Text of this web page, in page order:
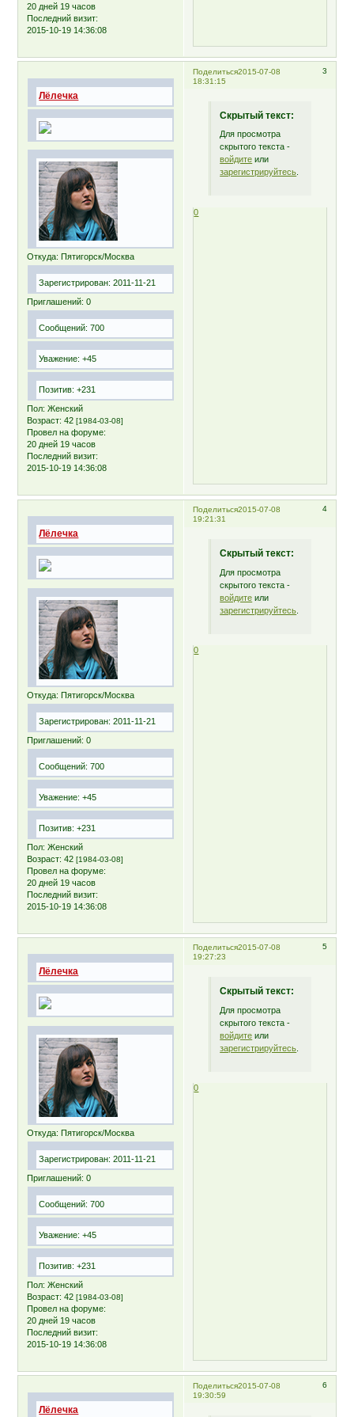
20 дней 19 часов
Последний визит:
2015-10-19 14:36:08
Поделиться 3
2015-07-08
18:31:15
Лёлечка
Откуда: Пятигорск/Москва
Зарегистрирован: 2011-11-21
Приглашений: 0
Сообщений: 700
Уважение: +45
Позитив: +231
Пол: Женский
Возраст: 42[1984-03-08]
Провел на форуме:
20 дней 19 часов
Последний визит:
2015-10-19 14:36:08
Скрытый текст:
Для просмотра
скрытого текста -
войдите или
зарегистрируйтесь
0
Поделиться 4
2015-07-08
19:21:31
Лёлечка
Откуда: Пятигорск/Москва
Зарегистрирован: 2011-11-21
Приглашений: 0
Сообщений: 700
Уважение: +45
Позитив: +231
Пол: Женский
Возраст: 42[1984-03-08]
Провел на форуме:
20 дней 19 часов
Последний визит:
2015-10-19 14:36:08
Скрытый текст:
Для просмотра
скрытого текста -
войдите или
зарегистрируйтесь
0
Поделиться 5
2015-07-08
19:27:23
Лёлечка
Откуда: Пятигорск/Москва
Зарегистрирован: 2011-11-21
Приглашений: 0
Сообщений: 700
Уважение: +45
Позитив: +231
Пол: Женский
Возраст: 42[1984-03-08]
Провел на форуме:
20 дней 19 часов
Последний визит:
2015-10-19 14:36:08
Скрытый текст:
Для просмотра
скрытого текста -
войдите или
зарегистрируйтесь
0
Поделиться 6
2015-07-08
19:30:59
Лёлечка